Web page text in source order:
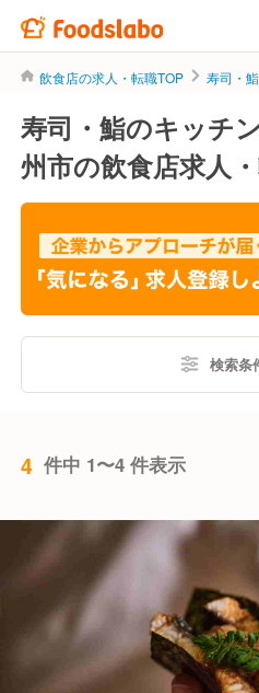
飲食店の求人・転職TOP 寿司・鮨
寿司・鮨のキッチ
州市の飲食店求人
検索条
4 件中 1〜4 件表示